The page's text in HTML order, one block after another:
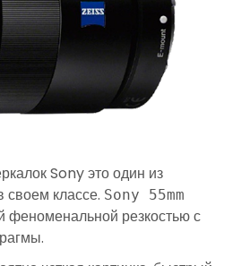
Sony это один из
своем классе. Sony 55mm
феноменальной резкостью с